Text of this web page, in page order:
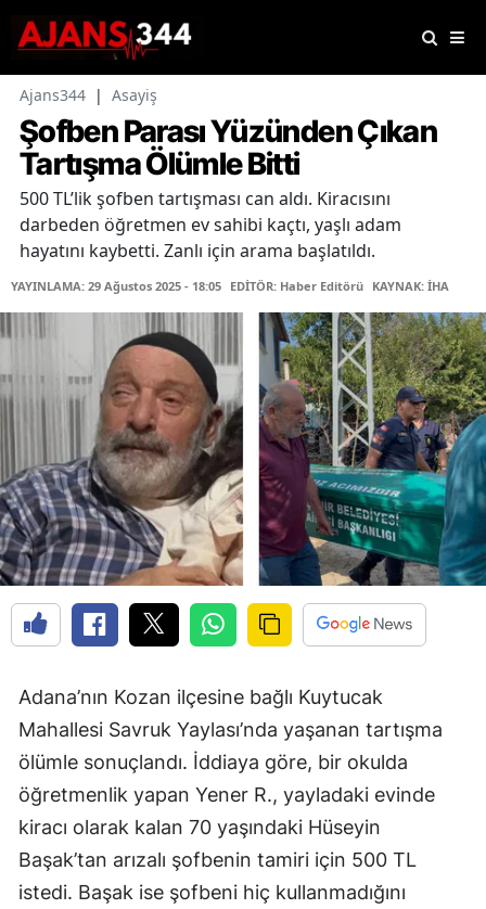
Ajans344 | Asayiş
Şofben Parası Yüzünden Çıkan
Tartışma Ölümle Bitti
500 TL’lik şofben tartışması can aldı. Kiracısını
darbeden öğretmen ev sahibi kaçtı, yaşlı adam
hayatını kaybetti. Zanlı için arama başlatıldı.
YAYINLAMA: 29 Ağustos 2025 - 18:05 EDİTÖR: Haber Editörü KAYNAK: İHA
Adana’nın Kozan ilçesine bağlı Kuytucak
Mahallesi Savruk Yaylası’nda yaşanan tartışma
ölümle sonuçlandı. İddiaya göre, bir okulda
öğretmenlik yapan Yener R., yayladaki evinde
kiracı olarak kalan 70 yaşındaki Hüseyin
Başak’tan arızalı şofbenin tamiri için 500 TL
istedi. Başak ise şofbeni hiç kullanmadığını